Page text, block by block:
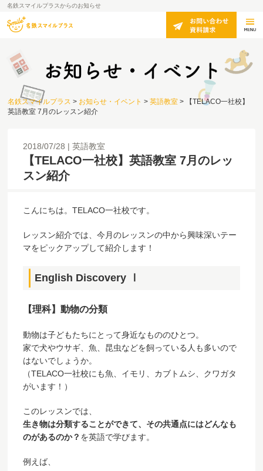
名鉄スマイルプラスからのお知らせ
名鉄スマイルプラス > お知らせ・イベント > 英語教室 >
【TELACO一社校】
英語教室 7月のレッスン紹介
2018/07/28 英語教室
【TELACO一社校】英語教室 7月のレッ
スン紹介
こんにちは。TELACO一社校です。
レッスン紹介では、今月のレッスンの中から興味深いテー
マをピックアップして紹介します！
English Discovery Ⅰ
【理科】動物の分類
動物は子どもたちにとって身近なもののひとつ。
家で犬やウサギ、魚、昆虫などを飼っている人も多いので
はないでしょうか。
（TELACO一社校にも魚、イモリ、カブトムシ、クワガタ
がいます！）
このレッスンでは、
生き物は分類することができて、その共通点にはどんなも
のがあるのか？ を英語で学びます。
例えば、